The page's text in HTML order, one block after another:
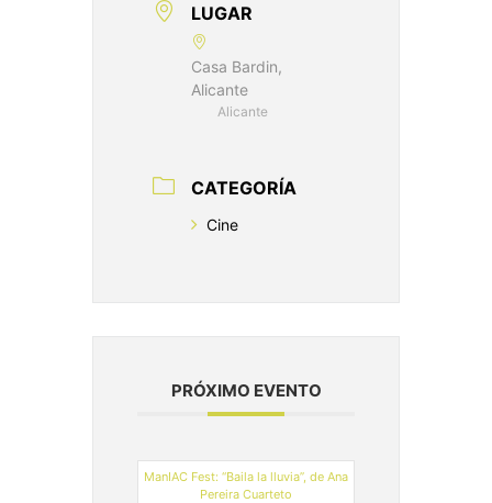
LUGAR
Casa Bardin,
Alicante
Alicante
CATEGORÍA
Cine
PRÓXIMO EVENTO
ManIAC Fest: “Baila la lluvia”, de Ana
Pereira Cuarteto